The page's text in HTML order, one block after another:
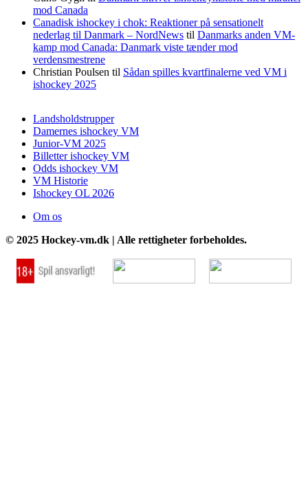
mod Canada
Canadisk ishockey i chok: Reaktioner på sensationelt
nederlag til Danmark – NordNews til Danmarks anden VM-
kamp mod Canada: Danmark viste tænder mod
verdensmestrene
Christian Poulsen til Sådan spilles kvartfinalerne ved VM i
ishockey 2025
Landsholdstrupper
Damernes ishockey VM
Junior-VM 2025
Billetter ishockey VM
Odds ishockey VM
VM Historie
Ishockey OL 2026
Om os
© 2025 Hockey-vm.dk | Alle rettigheter forbeholdes.